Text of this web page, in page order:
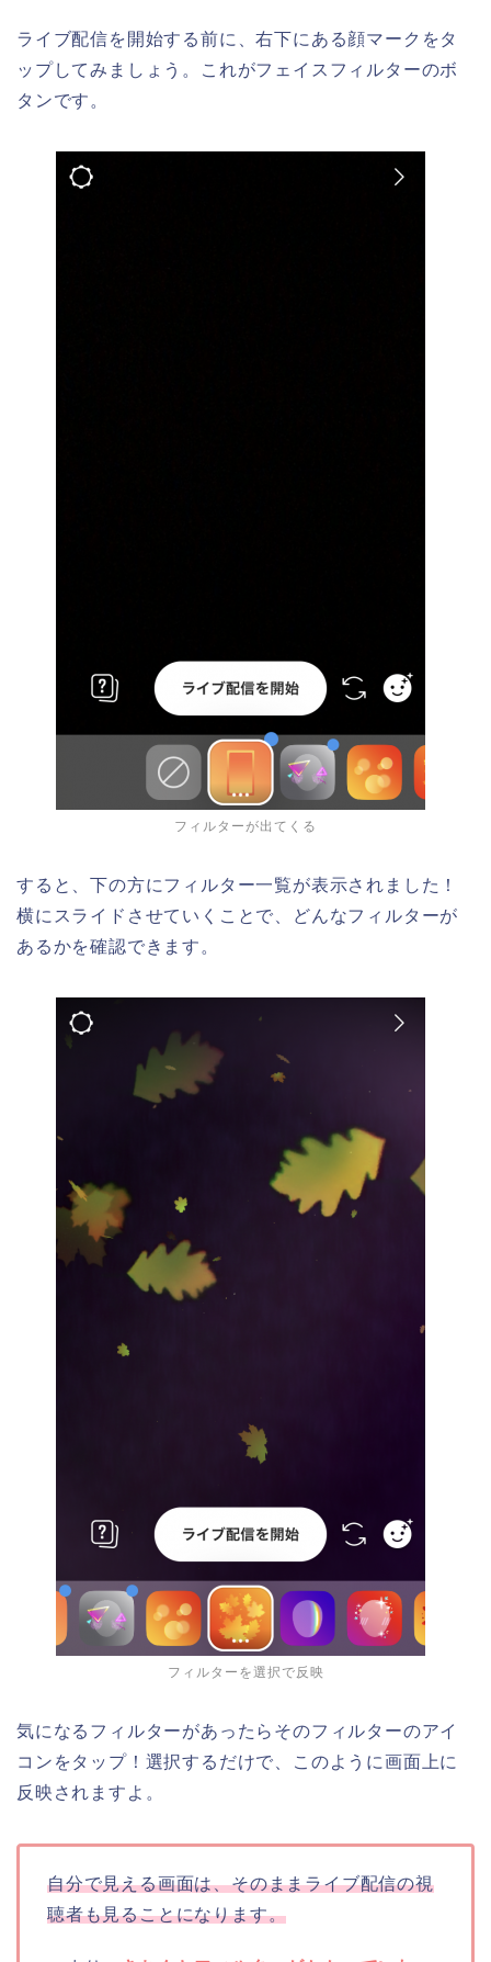
ライブ配信を開始する前に、右下にある顔マークをタ
ップしてみましょう。これがフェイスフィルターのボ
タンです。
フィルターが出てくる
すると、下の方にフィルター一覧が表示されました！
横にスライドさせていくことで、どんなフィルターが
あるかを確認できます。
フィルターを選択で反映
気になるフィルターがあったらそのフィルターのアイ
コンをタップ！選択するだけで、このように画面上に
反映されますよ。
自分で見える画面は、そのままライブ配信の視
聴者も見ることになります。